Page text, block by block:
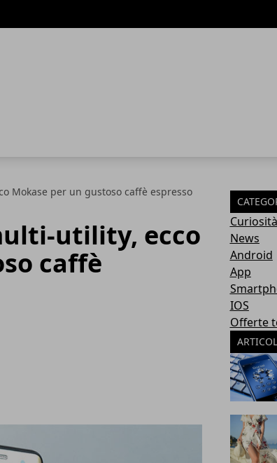
Mokase per un gustoso caffè espresso
utility, ecco
caffè
Curiosità
News
Android
App
IOS
Offerte